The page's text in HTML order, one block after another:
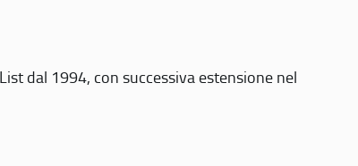
dal 1994, con successiva estensione nel